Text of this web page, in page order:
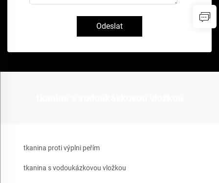
Odeslat
tkanina proti výplni peřím
tkanina s vodoukázkovou vložkou